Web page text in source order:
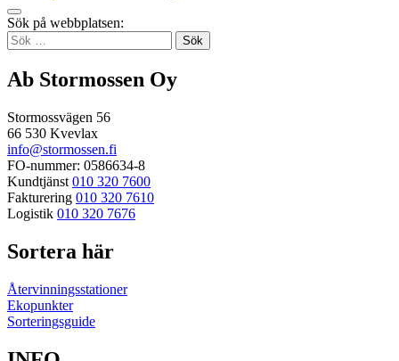
Tillbaka
up
Sök på webbplatsen:
Sök
efter:
Ab Stormossen Oy
Stormossvägen 56
66 530 Kvevlax
info@stormossen.fi
FO-nummer: 0586634-8
Kundtjänst 010 320 7600
Fakturering 010 320 7610
Logistik 010 320 7676
Sortera här
Återvinningsstationer
Ekopunkter
Sorteringsguide